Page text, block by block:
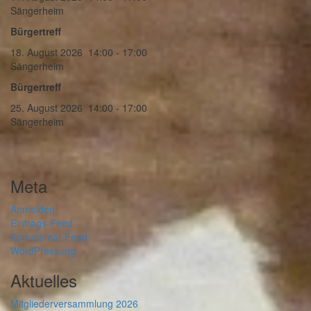
Sängerheim
Bürgertreff
18. August 2026 14:00 - 17:00
Sängerheim
Bürgertreff
25. August 2026 14:00 - 17:00
Sängerheim
Meta
Anmelden
Eintrags-Feed
Kommentar-Feed
WordPress.org
Aktuelles
Mitgliederversammlung 2026